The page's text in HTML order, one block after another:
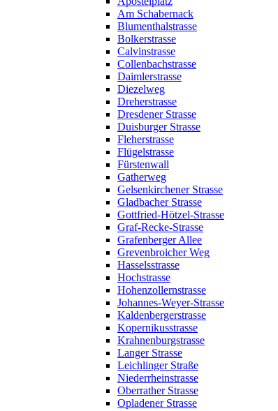
Am Schabernack
Blumenthalstrasse
Bolkerstrasse
Calvinstrasse
Collenbachstrasse
Daimlerstrasse
Diezelweg
Dreherstrasse
Dresdener Strasse
Duisburger Strasse
Fleherstrasse
Flügelstrasse
Fürstenwall
Gatherweg
Gelsenkirchener Strasse
Gladbacher Strasse
Gottfried-Hötzel-Strasse
Graf-Recke-Strasse
Grafenberger Allee
Grevenbroicher Weg
Hasselsstrasse
Hochstrasse
Hohenzollernstrasse
Johannes-Weyer-Strasse
Kaldenbergerstrasse
Kopernikusstrasse
Krahnenburgstrasse
Langer Strasse
Leichlinger Straße
Niederrheinstrasse
Oberrather Strasse
Opladener Strasse